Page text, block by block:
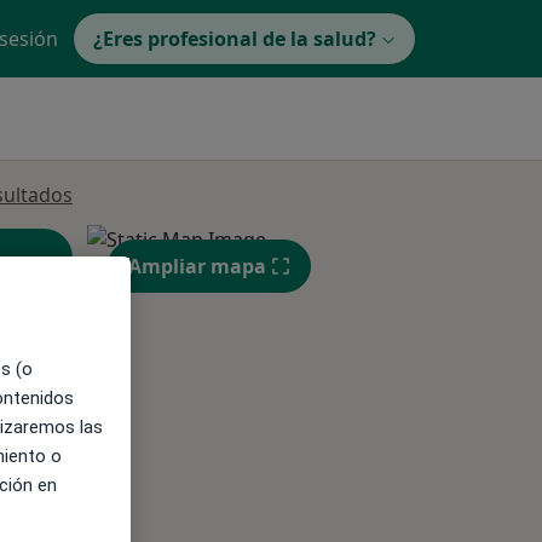
¿Eres profesional de la salud?
Ampliar mapa
(o
las
o
en